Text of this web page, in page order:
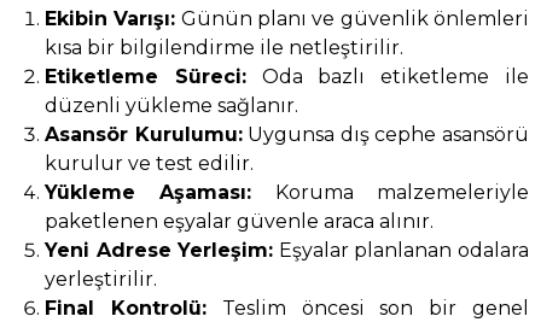
Ekibin Varışı: Günün planı ve güvenlik önlemleri
kısa bir bilgilendirme ile netleştirilir.
Etiketleme Süreci:Oda bazlı etiketleme ile
düzenli yükleme sağlanır.
Asansör Kurulumu:Uygunsa dış cephe asansörü
kurulur ve test edilir.
Yükleme Aşaması: Koruma malzemeleriyle
paketlenen eşyalar güvenle araca alınır.
Yeni Adrese Yerleşim: Eşyalar planlanan odalara
yerleştirilir.
Final Kontrolü: Teslim öncesi son bir genel